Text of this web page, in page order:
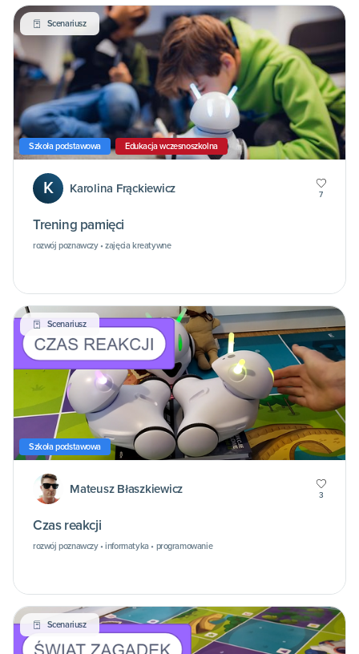
Scenariusz
Szkoła podstawowa Edukacja wczesnoszkolna
K Karolina Frąckiewicz 7
Trening pamięci
rozwój poznawczy • zajęcia kreatywne
Scenariusz
Szkoła podstawowa
Mateusz Błaszkiewicz 3
Czas reakcji
rozwój poznawczy • informatyka • programowanie
Scenariusz